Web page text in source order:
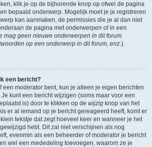
klik je op de bijhorende knop op ofwel de pagina
bepaald onderwerp. Mogelijk moet je je registreren
kan aanmaken, de permissies die je al dan niet
de pagina met onderwerpen of in een
mag geen nieuwe onderwerpen in dit forum
op een onderwerp in dit forum, enz.).
een bericht?
een moderator bent, kun je alleen je eigen berichten
kunt een bericht wijzigen (soms maar voor een
is) door te klikken op de wijzig knop van het
er al iemand op je bericht gereageerd heeft, komt er
tekstje dat zegt hoeveel keer en wanneer je het
hebt. Dit zal niet verschijnen als nog
evenmin als een beheerder of moderator je bericht
wel een mededeling toevoegen, waarom ze je